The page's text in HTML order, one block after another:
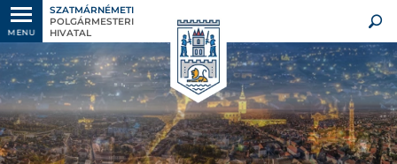
MENU
SZATMÁRNÉMETI
POLGÁRMESTERI
HIVATAL